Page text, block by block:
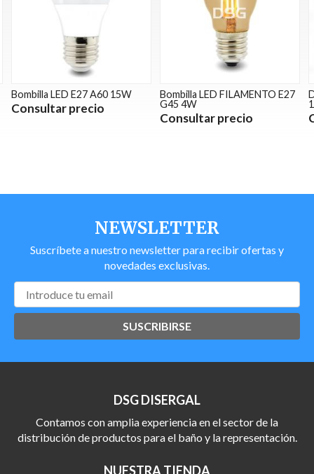
Bombilla LED E27 A60 15W
Consultar precio
Bombilla LED FILAMENTO E27
G45 4W
Consultar precio
NEWSLETTER
Suscríbete a nuestro newsletter para recibir ofertas y
novedades exclusivas.
SUSCRIBIRSE
DSG DISERGAL
Contamos con amplia experiencia en el sector de la
distribución de productos para el baño y la representación.
NUESTRA TIENDA